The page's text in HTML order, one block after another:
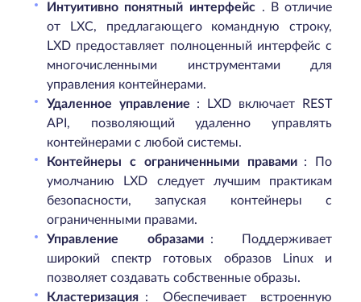
Интуитивно понятный интерфейс . В отличие
от LXC, предлагающего командную строку,
LXD предоставляет полноценный интерфейс с
многочисленными инструментами для
управления контейнерами.
Удаленное управление
: LXD включает REST
API, позволяющий удаленно управлять
контейнерами с любой системы.
Контейнеры с ограниченными правами : По
умолчанию LXD следует лучшим практикам
безопасности, запуская контейнеры с
ограниченными правами.
Управление образами : Поддерживает
широкий спектр готовых образов Linux и
позволяет создавать собственные образы.
Кластеризация : Обеспечивает встроенную